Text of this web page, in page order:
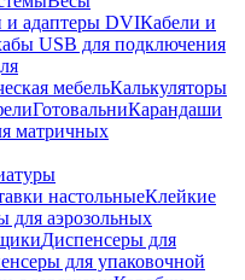
и адаптеры DVIКабели и
USB для подключения
мебельКалькуляторы
ГотовальниКарандаши
матричных
настольныеКлейкие
для аэрозольных
Диспенсеры для
для упаковочной